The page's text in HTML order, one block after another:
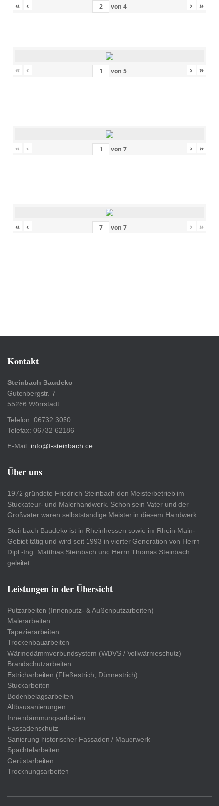
« ‹ von 4 › »
« ‹ von 5 › »
« ‹ von 7 › »
« ‹ von 7 › »
Kontakt
Steinbach Baudeko
Gutenbergstr. 7
55286 Wörrstadt
Telefon: 06732 3050
Telefax: 06732 62186
E-Mail: info@f-steinbach.de
Über uns
1972 gründete Friedrich Steinbach den Meisterbetrieb im
Stuckateur- und Malerhandwerk. Schon sein Vater und der
Großvater waren selbstständige Meister in diesem Handwerk.
Steinbach Baudeko ist in Rheinhessen sowie im Rhein-Main-
Gebiet tätig und wird seit 1993 in vierter Generation von Herrn
Dipl.-Ing. Matthias Steinbach und Herrn Thomas Steinbach
geleitet.
Leistungen in der Übersicht
Putzarbeiten (Innenputz- & Außenputzarbeiten)
Malerarbeiten
Tapezierarbeiten
Trockenbauarbeiten
Wärmedämmverbundsystem (WDVS / Vollwärmeschutz)
Brandschutzarbeiten
Estricharbeiten (Fließestrich, Dünnestrich)
Stuckarbeiten
Bodenbelagsarbeiten
Altbausanierungen
Innendämmungsarbeiten
Fassadenschutz
Sanierung historischer Fassaden / Mauerwerk
Spachtelarbeiten
Gerüstarbeiten
Trocknungsarbeiten